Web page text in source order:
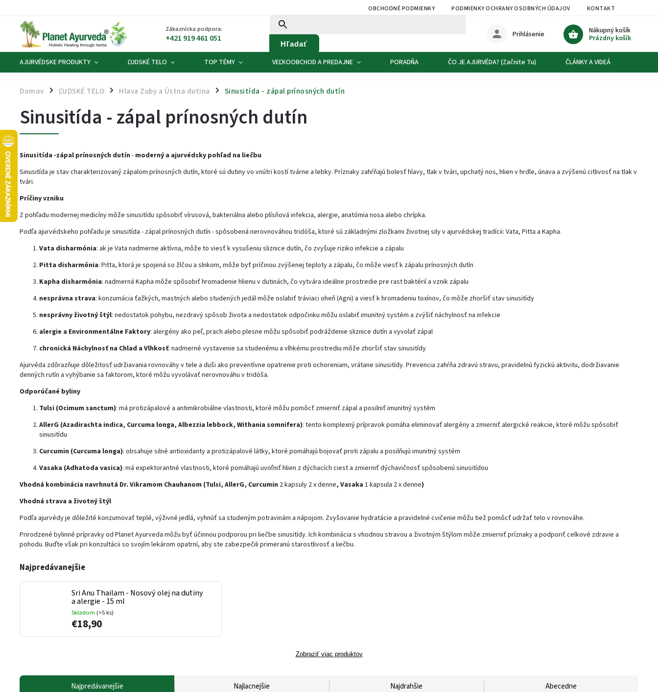
OBCHODNÉ PODMIENKY PODMIENKY OCHRANY OSOBNÝCH ÚDAJOV KONTAKT
Zákaznícka podpora:
+421 919 461 051 Hľadať
Nákupný košík
Prázdny košík
Prihlásenie
AJURVÉDSKE PRODUKTY ĽUDSKÉ TELO TOP TÉMY VEĽKOOBCHOD A PREDAJNE PORADŇA ČO JE AJURVÉDA? (Začnite Tu) ČLÁNKY A VIDEÁ
Domov / ĽUDSKÉ TELO / Hlava Zuby a Ústna dutina / Sinusitída - zápal prínosných dutín
Sinusitída - zápal prínosných dutín
Sinusitída -zápal prínosných dutín - moderný a ajurvédsky pohľad na liečbu
Sinusitída je stav charakterizovaný zápalom prínosných dutín, ktoré sú dutiny vo vnútri kostí tvárne a lebky. Príznaky zahŕňajú bolesť hlavy, tlak v tvári, upchatý nos, hlien v hrdle, únava a zvýšenú citlivosť na tlak v
tvári.
Príčiny vzniku
Z pohľadu modernej medicíny môže sinusitídu spôsobiť vírusová, bakteriálna alebo plísňová infekcia, alergie, anatómia nosa alebo chrípka.
Podľa ajurvédskeho pohľadu je sinusitída - zápal prínosných dutín - spôsobená nerovnováhou tridóša, ktoré sú základnými zložkami životnej sily v ajurvédskej tradícii: Vata, Pitta a Kapha.
Vata disharmónia: ak je Vata nadmerne aktívna, môže to viesť k vysušeniu sliznice dutín, čo zvyšuje riziko infekcie a zápalu
Pitta disharmónia: Pitta, ktorá je spojená so žlčou a slnkom, môže byť príčinou zvýšenej teploty a zápalu, čo môže viesť k zápalu prínosných dutín
Kapha disharmónia: nadmerná Kapha môže spôsobiť hromadenie hlienu v dutinách, čo vytvára ideálne prostredie pre rast baktérií a vznik zápalu
nesprávna strava: konzumácia ťažkých, mastných alebo studených jedál môže oslabiť tráviaci oheň (Agni) a viesť k hromadeniu toxínov, čo môže zhoršiť stav sinusitídy
nesprávny životný štýl: nedostatok pohybu, nezdravý spôsob života a nedostatok odpočinku môžu oslabiť imunitný systém a zvýšiť náchylnosť na infekcie
alergie a Environmentálne Faktory: alergény ako peľ, prach alebo plesne môžu spôsobiť podráždenie sliznice dutín a vyvolať zápal
chronická Náchylnosť na Chlad a Vlhkosť: nadmerné vystavenie sa studenému a vlhkému prostrediu môže zhoršiť stav sinusitídy
Ajurvéda zdôrazňuje dôležitosť udržiavania rovnováhy v tele a duši ako preventívne opatrenie proti ochoreniam, vrátane sinusitídy. Prevencia zahŕňa zdravú stravu, pravidelnú fyzickú aktivitu, dodržiavanie
denných rutín a vyhýbanie sa faktorom, ktoré môžu vyvolávať nerovnováhu v tridóša.
Odporúčané byliny
Tulsi (Ocimum sanctum): má protizápalové a antimikrobiálne vlastnosti, ktoré môžu pomôcť zmierniť zápal a posilniť imunitný systém
AllerG (Azadirachta indica, Curcuma longa, Albezzia lebbock, Withania somnifera): tento komplexný prípravok pomáha eliminovať alergény a zmierniť alergické reakcie, ktoré môžu spôsobiť
sinusitídu
Curcumin (Curcuma longa): obsahuje silné antioxidanty a protizápalové látky, ktoré pomáhajú bojovať proti zápalu a posilňujú imunitný systém
Vasaka (Adhatoda vasica): má expektorantné vlastnosti, ktoré pomáhajú uvoľniť hlien z dýchacích ciest a zmierniť dýchavičnosť spôsobenú sinusitídou
Vhodná kombinácia navrhnutá Dr. Vikramom Chauhanom (Tulsi, AllerG, Curcumin 2 kapsuly 2 x denne, Vasaka 1 kapsula 2 x denne)
Vhodná strava a životný štýl
Podľa ajurvédy je dôležité konzumovať teplé, výživné jedlá, vyhnúť sa studeným potravinám a nápojom. Zvyšovanie hydratácie a pravidelné cvičenie môžu tiež pomôcť udržať telo v rovnováhe.
Prirodzené bylinné prípravky od Planet Ayurveda môžu byť účinnou podporou pri liečbe sinusitídy. Ich kombinácia s vhodnou stravou a životným štýlom môže zmierniť príznaky a podporiť celkové zdravie a
pohodu. Buďte však pri konzultácii so svojím lekárom opatrní, aby ste zabezpečili primeranú starostlivosť a liečbu.
Najpredávanejšie
Sri Anu Thailam - Nosový olej na dutiny
a alergie - 15 ml
Skladom (>5 ks)
€18,90
Zobraziť viac produktov
Najpredávanejšie Najlacnejšie Najdrahšie Abecedne